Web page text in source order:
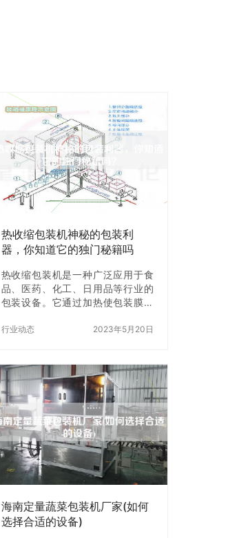
热收缩包装机神秘的包装利
器，你知道它的独门秘籍吗
热收缩包装机是一种广泛应用于食
品、医药、化工、日用品等行业的
包装设备。它通过加热使包装膜收
装中，起到保护和美化的作用。但
收缩包装机的操作步骤和注意事
项，帮助您z好地使用这个神秘的包
装利器。 一、热收缩包装机的操作
步骤 1. 准备工作 在使用热收缩包装
机之前，需要进行一些准备工作。
首先，检查包装机是否处于正常状
态，检查电源、加热器等设备是否
正常工作。然后，将被包装物品准
备好，清洁干净并进行分类。z后，
行业动态 2023年5月20日
海南定量蔬菜包装机厂家(如何
选择合适的设备)